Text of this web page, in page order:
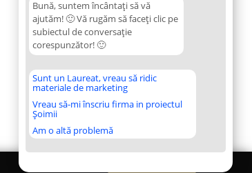
Bună, suntem încântați să vă
ajutăm! 🙂 Vă rugăm să faceți clic pe
subiectul de conversație
corespunzător! 🙂
Sunt un Laureat, vreau să ridic
materiale de marketing
Vreau să-mi înscriu firma in proiectul
Șoimii
Am o altă problemă